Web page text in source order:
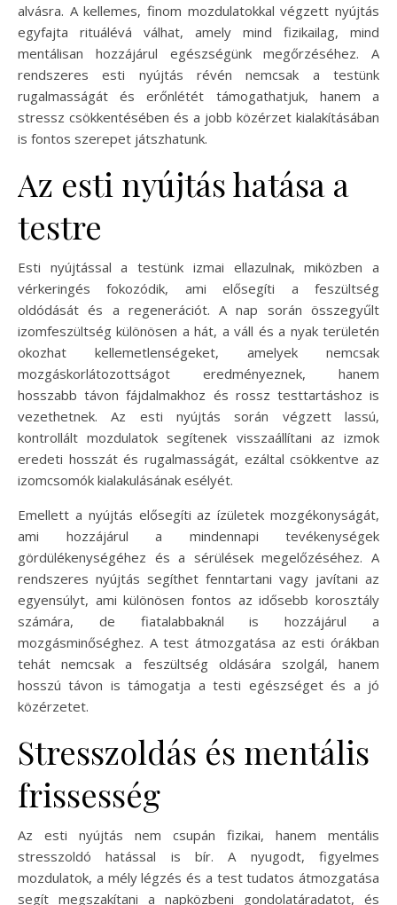
alvásra. A kellemes, finom mozdulatokkal végzett nyújtás
egyfajta rituálévá válhat, amely mind fizikailag, mind
mentálisan hozzájárul egészségünk megőrzéséhez. A
rendszeres esti nyújtás révén nemcsak a testünk
rugalmasságát és erőnlétét támogathatjuk, hanem a
stressz csökkentésében és a jobb közérzet kialakításában
is fontos szerepet játszhatunk.
Az esti nyújtás hatása a
testre
Esti nyújtással a testünk izmai ellazulnak, miközben a
vérkeringés fokozódik, ami elősegíti a feszültség
oldódását és a regenerációt. A nap során összegyűlt
izomfeszültség különösen a hát, a váll és a nyak területén
okozhat kellemetlenségeket, amelyek nemcsak
mozgáskorlátozottságot eredményeznek, hanem
hosszabb távon fájdalmakhoz és rossz testtartáshoz is
vezethetnek. Az esti nyújtás során végzett lassú,
kontrollált mozdulatok segítenek visszaállítani az izmok
eredeti hosszát és rugalmasságát, ezáltal csökkentve az
izomcsomók kialakulásának esélyét.
Emellett a nyújtás elősegíti az ízületek mozgékonyságát,
ami hozzájárul a mindennapi tevékenységek
gördülékenységéhez és a sérülések megelőzéséhez. A
rendszeres nyújtás segíthet fenntartani vagy javítani az
egyensúlyt, ami különösen fontos az idősebb korosztály
számára, de fiatalabbaknál is hozzájárul a
mozgásminőséghez. A test átmozgatása az esti órákban
tehát nemcsak a feszültség oldására szolgál, hanem
hosszú távon is támogatja a testi egészséget és a jó
közérzetet.
Stresszoldás és mentális
frissesség
Az esti nyújtás nem csupán fizikai, hanem mentális
stresszoldó hatással is bír. A nyugodt, figyelmes
mozdulatok, a mély légzés és a test tudatos átmozgatása
segít megszakítani a napközbeni gondolatáradatot, és